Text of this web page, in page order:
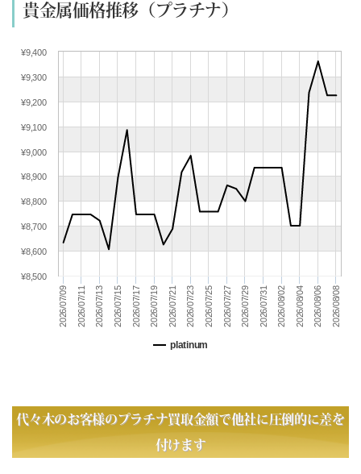
(07/06) 買取相場更新 GOLD(+256 )PLATINUM(
(07/04) 買取相場更新 GOLD(±0)PLATINUM(±0)
(07/03) 買取相場更新 GOLD(+367)PLATINUM(+233)
(07/02) 買取相場更新 GOLD(+209)PLATINUM(+70)
(06/30) 買取相場更新 GOLD(
(06/29) 買取相場更新 GOLD(
+175)PLATINUM(
(06/28) 買取相場更新 GOLD(±0)PLATINUM(±0)
(06/27) 買取相場更新 GOLD(±0)PLATINUM(±0)
(06/26) 買取相場更新 GOLD(+181)PLATINUM(+95)
(06/25) 買取相場更新 GOLD(-575
(06/23) 買取相場更新 GOLD(
+91 )PLATINUM( +10
)
(06/22) 買取相場更新 GOLD(
-72 )PLATINUM( -87
(06/21) 買取相場更新 GOLD(±0)PLATINUM(±0)
(06/20) 買取相場更新 GOLD(±0)PLATINUM(±0)
(06/17) 買取相場更新 GOLD(+172)PLATINUM(+275 )
(06/16) 買取相場更新 GOLD(
(06/15) 買取相場更新 GOLD(+675)PLATINUM(+232)
貴金属価格推移（プラチナ）
platinum
2026/07/09 2026/07/11 2026/07/13 2026/07/15 2026/07/17 2026/07/19 2026/07/21 2026/07/23 2026/07/25 2026/07/27 2026/07/29 2026/07/31 2026/08/02 2026/08/04 2026/08/06 2026/08/08
¥8,500
¥8,600
¥8,700
¥8,800
¥8,900
¥9,000
¥9,100
¥9,200
¥9,300
¥9,400
代々木のお客様のプラチナ買取金額で他社に圧倒的に差を
付けます